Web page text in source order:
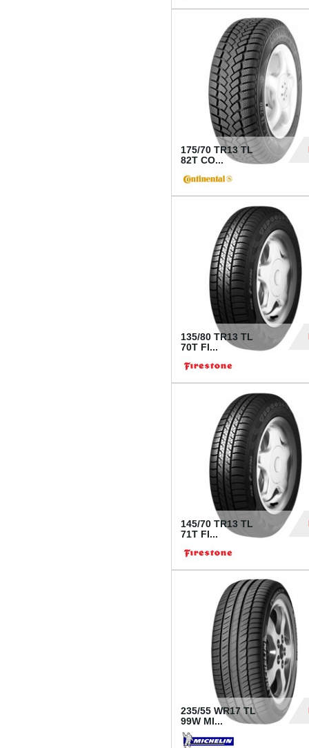
175/70 TR13 TL
82T CO...
135/80 TR13 TL
70T FI...
145/70 TR13 TL
71T FI...
235/55 WR17 TL
99W MI...